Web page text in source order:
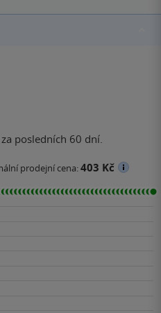
posledních 60 dní.
prodejní cena:403 Kč